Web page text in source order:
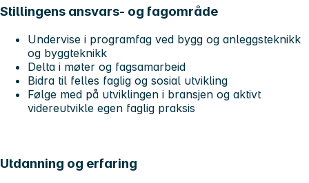
Stillingens ansvars- og fagområde
Undervise i programfag ved bygg og anleggsteknikk
og byggteknikk
Delta i møter og fagsamarbeid
Bidra til felles faglig og sosial utvikling
Følge med på utviklingen i bransjen og aktivt
videreutvikle egen faglig praksis
Utdanning og erfaring